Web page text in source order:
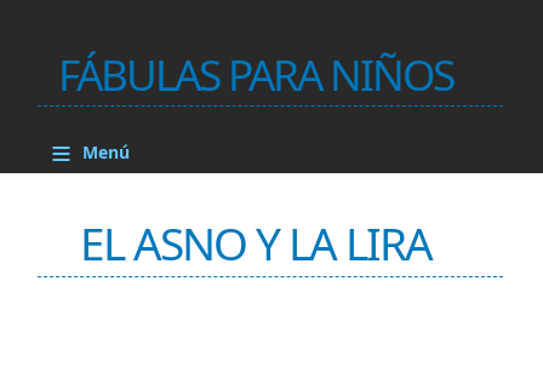
FÁBULAS PARA NIÑOS
≡ Menú
EL ASNO Y LA LIRA